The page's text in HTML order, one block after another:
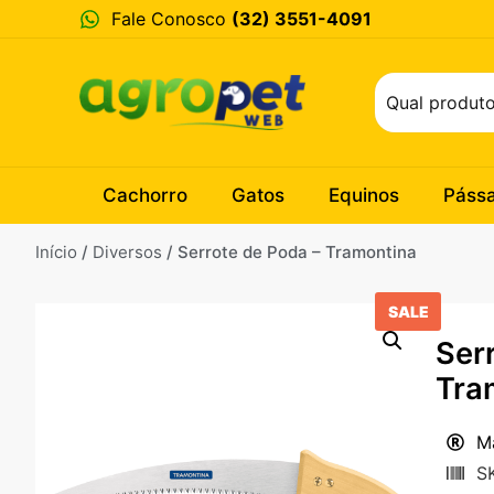
Fale Conosco (32) 3551-4091
Cachorro Gatos Equinos
Início / Diversos / Serrote de Poda – Tramontina
SALE